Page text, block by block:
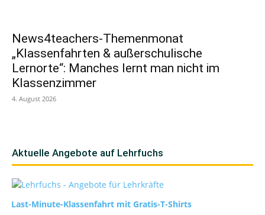
News4teachers-Themenmonat
„Klassenfahrten & außerschulische
Lernorte“: Manches lernt man nicht im
Klassenzimmer
4. August 2026
Aktuelle Angebote auf Lehrfuchs
Last-Minute-Klassenfahrt mit Gratis-T-Shirts